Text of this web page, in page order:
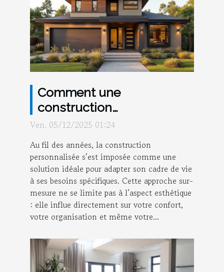
Comment une
construction
personnalisée peut
quotidien ?
Ven. 05/12/2025 01:24
Au fil des années, la construction
personnalisée s’est imposée comme une
solution idéale pour adapter son cadre de vie
à ses besoins spécifiques. Cette approche sur-
mesure ne se limite pas à l’aspect esthétique
: elle influe directement sur votre confort,
votre organisation et même votre...